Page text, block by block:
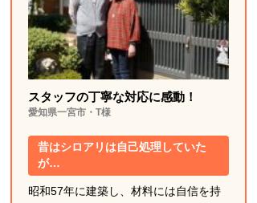
スタッフの丁寧な対応に感動！
愛知県一宮市・T様
昔はシロアリは自己処理していた
が…
昭和57年に建築し、材料には自信を持